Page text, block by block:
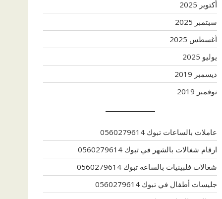
أكتوبر 2025
سبتمبر 2025
أغسطس 2025
يوليو 2025
ديسمبر 2019
نوفمبر 2019
عاملات بالساعات تبوك 0560279614
ارقام شغالات بالشهر في تبوك 0560279614
شغالات فلبينيات بالساعه تبوك 0560279614
جليسات أطفال في تبوك 0560279614